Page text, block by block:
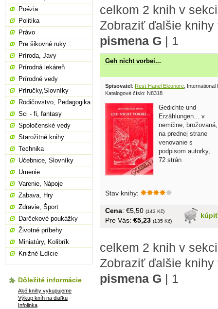
celkom 2 knih v
Zobraziť ďalšie
pismena G | 1
Geh nicht vorbei...
Spisovatel: Rest-Hanel Eleonore ,
Katalogové číslo: N8318
Gedichte und
Erzählungen... v
nemčine, brožovaná,
na prednej strane
venovanie s
podpisom autorky,
72 strán
Stav knihy:
kúpiť
Cena: €5,50 (143 Kč)
Pre Vás: €5,23 (135 Kč)
celkem 2 knih v
Zobraziť ďalšie
pismena G | 1
Poézia
Politika
Právo
Pre šikovné ruky
Príroda, Javy
Prírodná lekáreň
Prírodné vedy
Príručky,Slovníky
Rodičovstvo, Pedagogika
Sci - fi, fantasy
Spoločenské vedy
Starožitné knihy
Technika
Učebnice, Slovníky
Umenie
Varenie, Nápoje
Zabava, Hry
Zdravie, Šport
Darčekové poukážky
Životné príbehy
Miniatúry, Kolibrík
Knižné Edície
Dôležité informácie
Aké knihy vykupujeme
Výkup kníh na diaľku
Infolinka